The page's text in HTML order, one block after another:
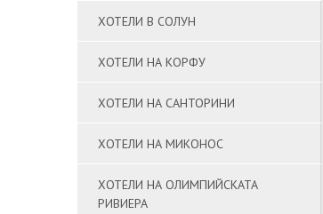
ХОТЕЛИ В СОЛУН
ХОТЕЛИ НА КОРФУ
ХОТЕЛИ НА САНТОРИНИ
ХОТЕЛИ НА МИКОНОС
ХОТЕЛИ НА ОЛИМПИЙСКАТА
РИВИЕРА